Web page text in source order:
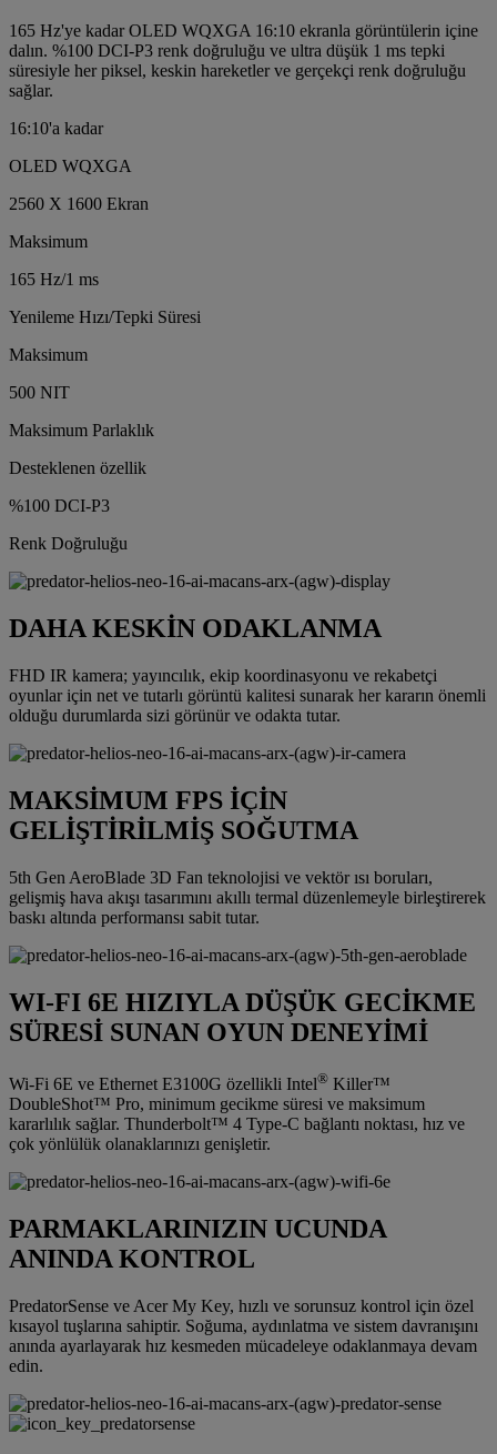
165 Hz'ye kadar OLED WQXGA 16:10 ekranla görüntülerin içine
dalın. %100 DCI-P3 renk doğruluğu ve ultra düşük 1 ms tepki
süresiyle her piksel, keskin hareketler ve gerçekçi renk doğruluğu
sağlar.
16:10'a kadar
OLED WQXGA
2560 X 1600 Ekran
Maksimum
165 Hz/1 ms
Yenileme Hızı/Tepki Süresi
Maksimum
500 NIT
Maksimum Parlaklık
Desteklenen özellik
%100 DCI-P3
Renk Doğruluğu
DAHA KESKİN ODAKLANMA
FHD IR kamera; yayıncılık, ekip koordinasyonu ve rekabetçi
oyunlar için net ve tutarlı görüntü kalitesi sunarak her kararın önemli
olduğu durumlarda sizi görünür ve odakta tutar.
MAKSİMUM FPS İÇİN
GELİŞTİRİLMİŞ SOĞUTMA
5th Gen AeroBlade 3D Fan teknolojisi ve vektör ısı boruları,
gelişmiş hava akışı tasarımını akıllı termal düzenlemeyle birleştirerek
baskı altında performansı sabit tutar.
WI-FI 6E HIZIYLA DÜŞÜK GECİKME
SÜRESİ SUNAN OYUN DENEYİMİ
Wi-Fi 6E ve Ethernet E3100G özellikli Intel® Killer™
DoubleShot™ Pro, minimum gecikme süresi ve maksimum
kararlılık sağlar. Thunderbolt™ 4 Type-C bağlantı noktası, hız ve
çok yönlülük olanaklarınızı genişletir.
PARMAKLARINIZIN UCUNDA
ANINDA KONTROL
PredatorSense ve Acer My Key, hızlı ve sorunsuz kontrol için özel
kısayol tuşlarına sahiptir. Soğuma, aydınlatma ve sistem davranışını
anında ayarlayarak hız kesmeden mücadeleye odaklanmaya devam
edin.